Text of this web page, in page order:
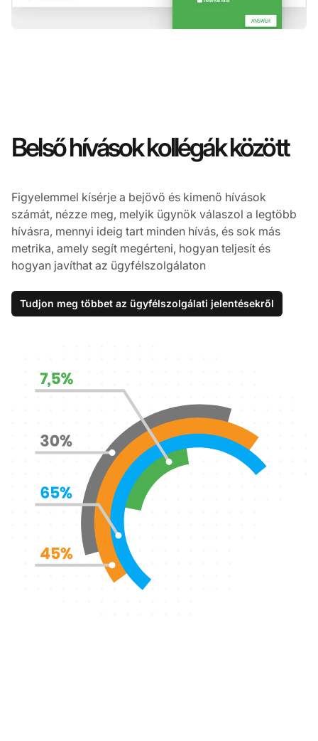
Belső hívások kollégák között
Figyelemmel kísérje a bejövő és kimenő hívások
számát, nézze meg, melyik ügynök válaszol a legtöbb
hívásra, mennyi ideig tart minden hívás, és sok más
metrika, amely segít megérteni, hogyan teljesít és
hogyan javíthat az ügyfélszolgálaton
Tudjon meg többet az ügyfélszolgálati jelentésekről